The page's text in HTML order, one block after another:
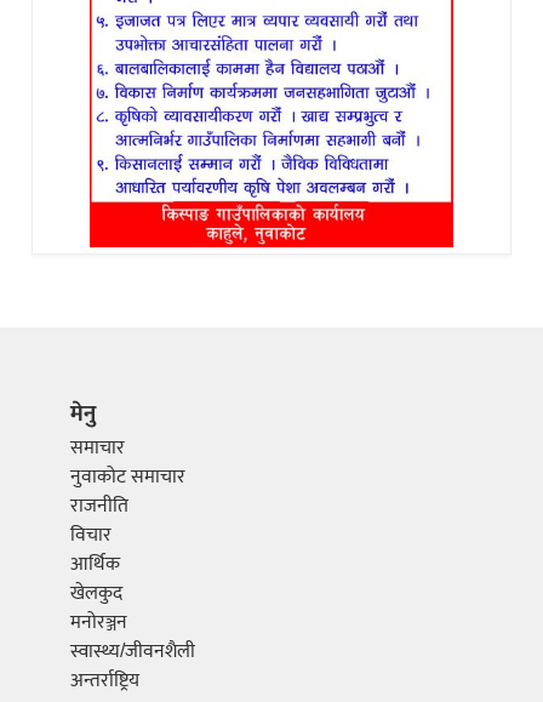
मेनु
समाचार
नुवाकोट समाचार
राजनीति
विचार
आर्थिक
खेलकुद
मनोरञ्जन
स्वास्थ्य/जीवनशैली
अन्तर्राष्ट्रिय